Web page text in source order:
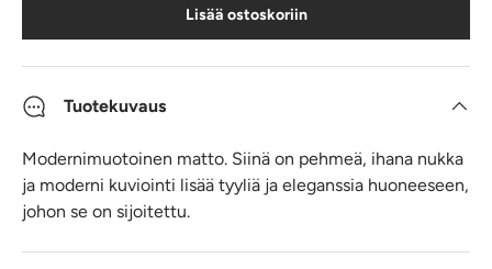
Lisää ostoskoriin
Tuotekuvaus
Modernimuotoinen matto. Siinä on pehmeä, ihana nukka
ja moderni kuviointi lisää tyyliä ja eleganssia huoneeseen,
johon se on sijoitettu.